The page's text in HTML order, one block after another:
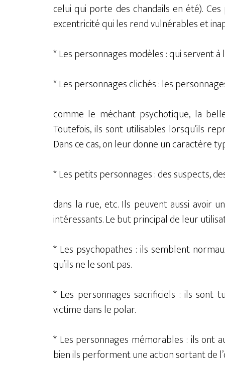
celui qui porte des chandails en été).
excentricité qui les rend vulnérables et
* Les personnages modèles : qui servent
* Les personnages clichés : les
comme le méchant psychotique, la
Toutefois, ils sont utilisables lorsqu’ils
Dans ce cas, on leur donne un caractère
* Les petits personnages : des suspects,
dans la rue, etc. Ils peuvent aussi avoir
intéressants. Le but principal de leur
* Les psychopathes : ils semblent
qu’ils ne le sont pas.
* Les personnages sacrificiels : ils sont
victime dans le polar.
* Les personnages mémorables : ils ont
bien ils performent une action sortant de